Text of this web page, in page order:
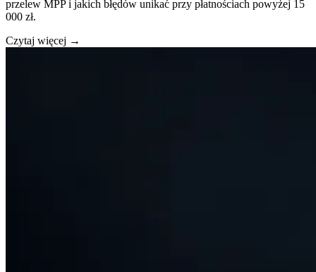
przelew MPP i jakich błędów unikać przy płatnościach powyżej 15
000 zł.
Czytaj więcej →